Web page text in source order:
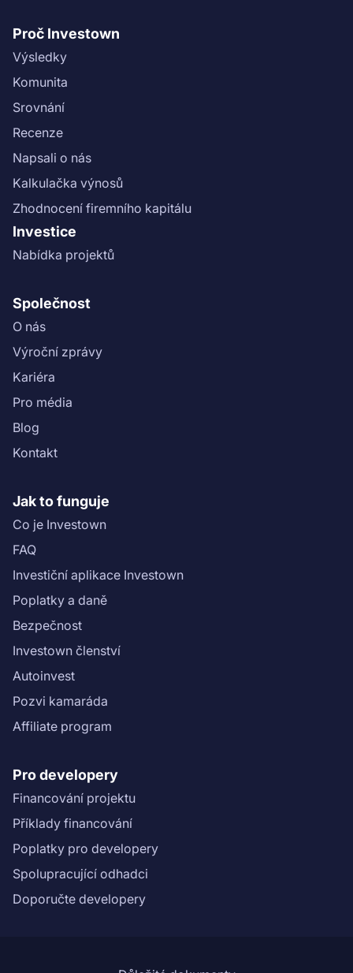
Proč Investown
Výsledky
Komunita
Srovnání
Recenze
Napsali o nás
Kalkulačka výnosů
Zhodnocení firemního kapitálu
Investice
Nabídka projektů
Společnost
O nás
Výroční zprávy
Kariéra
Pro média
Blog
Kontakt
Jak to funguje
Co je Investown
FAQ
Investiční aplikace Investown
Poplatky a daně
Bezpečnost
Investown členství
Autoinvest
Pozvi kamaráda
Affiliate program
Pro developery
Financování projektu
Příklady financování
Poplatky pro developery
Spolupracující odhadci
Doporučte developery